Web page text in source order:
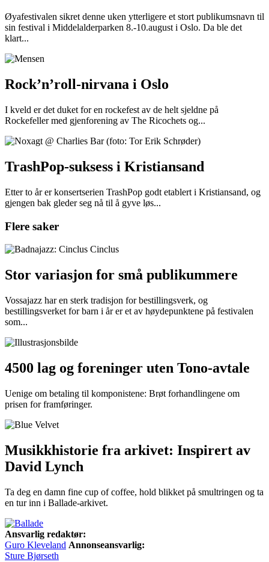
Øyafestivalen sikret denne uken ytterligere et stort publikumsnavn til
sin festival i Middelalderparken 8.-10.august i Oslo. Da ble det
klart...
Rock’n’roll-nirvana i Oslo
I kveld er det duket for en rockefest av de helt sjeldne på
Rockefeller med gjenforening av The Ricochets og...
TrashPop-suksess i Kristiansand
Etter to år er konsertserien TrashPop godt etablert i Kristiansand, og
gjengen bak gleder seg nå til å gyve løs...
Flere saker
Stor variasjon for små publikummere
Vossajazz har en sterk tradisjon for bestillingsverk, og
bestillingsverket for barn i år er et av høydepunktene på festivalen
som...
4500 lag og foreninger uten Tono-avtale
Uenige om betaling til komponistene: Brøt forhandlingene om
prisen for framføringer.
Musikkhistorie fra arkivet: Inspirert av
David Lynch
Ta deg en damn fine cup of coffee, hold blikket på smultringen og ta
en tur inn i Ballade-arkivet.
Ansvarlig redaktør:
Guro Kleveland Annonseansvarlig:
Sture Bjørseth